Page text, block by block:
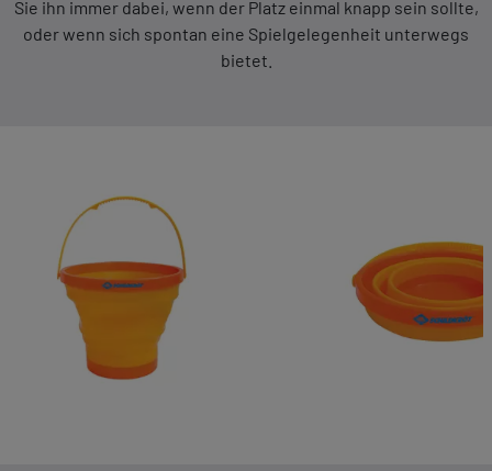
Sie ihn immer dabei, wenn der Platz einmal knapp sein sollte,
oder wenn sich spontan eine Spielgelegenheit unterwegs
bietet.